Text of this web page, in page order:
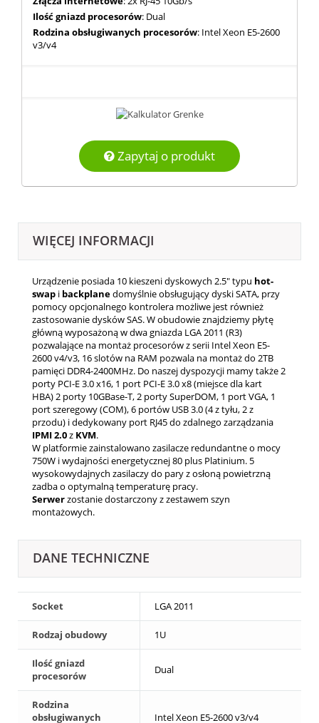
Ilość gniazd procesorów: Dual
Rodzina obsługiwanych procesorów: Intel Xeon E5-2600
v3/v4
Zapytaj o produkt
WIĘCEJ INFORMACJI
Urządzenie posiada 10 kieszeni dyskowych 2.5" typu hot-
swap i backplanedomyślnie obsługujący dyski SATA, przy
pomocy opcjonalnego kontrolera możliwe jest również
zastosowanie dysków SAS.W obudowie znajdziemy płytę
główną wyposażoną w dwa gniazda LGA 2011 (R3)
pozwalające na montaż procesorów z serii Intel Xeon E5-
2600 v4/v3, 16 slotów na RAM pozwala na montaż do 2TB
pamięci DDR4-2400MHz. Do naszej dyspozycji mamy także 2
porty PCI-E 3.0 x16, 1 port PCI-E 3.0 x8 (miejsce dla kart
HBA) 2 porty 10GBase-T, 2 porty SuperDOM, 1 port VGA, 1
port szeregowy (COM), 6 portów USB 3.0 (4 z tyłu, 2 z
przodu) i dedykowany port RJ45 do zdalnego zarządzania
IPMI 2.0z KVM.
W platformie zainstalowano zasilacze redundantne o mocy
750W i wydajności energetycznej 80 plus Platinium. 5
wysokowydajnych zasilaczy do pary z osłoną powietrzną
zadba o optymalną temperaturę pracy.
Serwerzostanie dostarczony z zestawem szyn
montażowych.
DANE TECHNICZNE
Socket LGA 2011
Rodzaj obudowy 1U
Ilość gniazd
procesorów
Dual
Rodzina
obsługiwanych
Intel Xeon E5-2600 v3/v4